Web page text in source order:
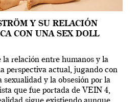
Y SU RELACIÓN
CON UNA SEX DOLL
la relación entre humanos y la
perspectiva actual, jugando con
sexualidad y la obsesión por la
que fue portada de VEIN 4,